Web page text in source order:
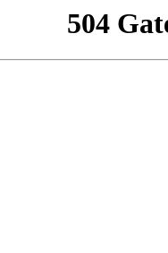
504